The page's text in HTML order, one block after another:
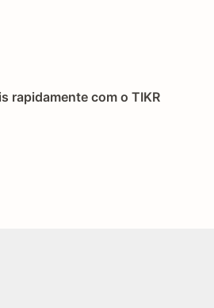
rapidamente com o TIKR